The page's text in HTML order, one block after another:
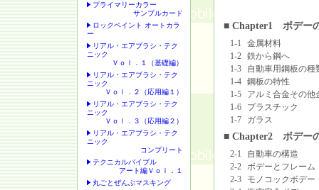
プライマリーカラー
サンプルカード
ロックペイント オートカラ
ー
リアル・エアブラシ・テク
ニック
Ｖｏｌ．１（基礎編）
リアル・エアブラシ・テク
ニック
Ｖｏｌ．２（応用編１）
リアル・エアブラシ・テク
ニック
Ｖｏｌ．３（応用編２）
リアル・エアブラシ・テク
ニック
コンプリート
テクニカルバイブル
アート編Ｖｏｌ．１
丸ごとぜんぶマスキング
■ Chapter1 ボデー
1-1
金属材料
1-2
鉄から鋼へ
1-3
自動車用鋼板の種
1-4
鋼板の特性
1-5
アルミ合金その他
1-6
プラスチック
1-7
ガラス
■ Chapter2 ボデー
2-1
自動車の構造
2-2
ボデーとフレーム
2-3
モノコックボデー